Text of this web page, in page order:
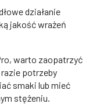
działanie
jakość wrażeń
warto zaopatrzyć
potrzeby
smaki lub mieć
stężeniu.